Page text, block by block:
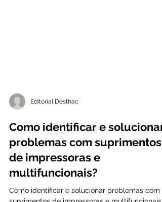
Editorial Desthac
Como identificar e solucionar
problemas com suprimentos
de impressoras e